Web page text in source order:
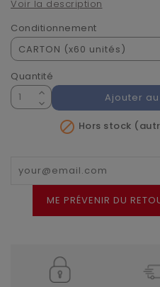
Voir la description
Conditionnement
Quantité
Ajouter
 Hors stock
ME PRÉVENIR DU